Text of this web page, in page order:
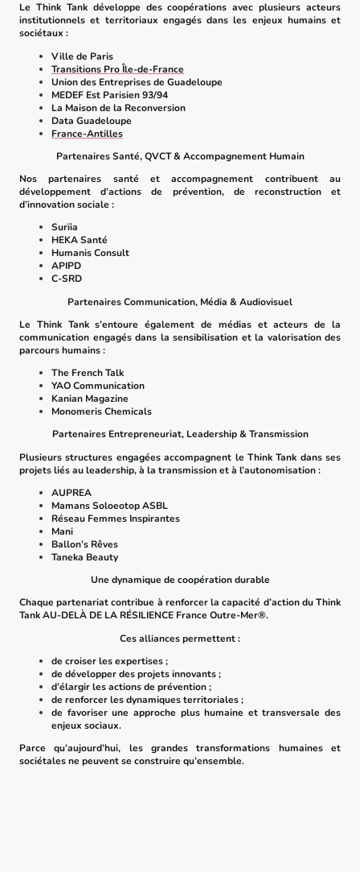
Le Think Tank développe des coopérations avec plusieurs acteurs
institutionnels et territoriaux engagés dans les enjeux humains et
sociétaux :
Ville de Paris
Transitions Pro Île-de-France
Union des Entreprises de Guadeloupe
MEDEF Est Parisien 93/94
La Maison de la Reconversion
Data Guadeloupe
France-Antilles
Partenaires Santé, QVCT & Accompagnement Humain
Nos partenaires santé et accompagnement contribuent au
développement d’actions de prévention, de reconstruction et
d’innovation sociale :
Surïia
HEKA Santé
Humanis Consult
APIPD
C-SRD
Partenaires Communication, Média & Audiovisuel
Le Think Tank s’entoure également de médias et acteurs de la
communication engagés dans la sensibilisation et la valorisation des
parcours humains :
The French Talk
YAO Communication
Kanian Magazine
Monomeris Chemicals
Partenaires Entrepreneuriat, Leadership & Transmission
Plusieurs structures engagées accompagnent le Think Tank dans ses
projets liés au leadership, à la transmission et à l’autonomisation :
AUPREA
Mamans Soloeotop ASBL
Réseau Femmes Inspirantes
Mani
Ballon’s Rêves
Taneka Beauty
Une dynamique de coopération durable
Chaque partenariat contribue à renforcer la capacité d’action du Think
Tank AU-DELÀ DE LA RÉSILIENCE France Outre-Mer®.
Ces alliances permettent :
de croiser les expertises ;
de développer des projets innovants ;
d’élargir les actions de prévention ;
de renforcer les dynamiques territoriales ;
de favoriser une approche plus humaine et transversale des
enjeux sociaux.
Parce qu’aujourd’hui, les grandes transformations humaines et
sociétales ne peuvent se construire qu’ensemble.